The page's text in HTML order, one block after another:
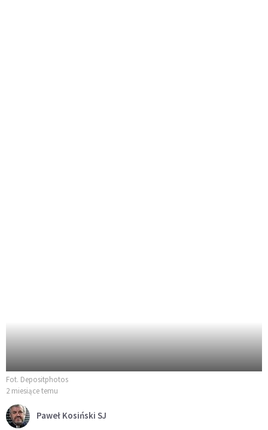
Fot. Depositphotos
2 miesiące temu
Paweł Kosiński SJ